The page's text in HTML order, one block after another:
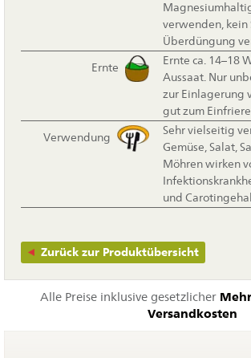
verwenden, kein
Überdüngung
Ernte
Ernte ca. 14–18
Aussaat. Nur
zur Einlagerung
gut zum
Verwendung
Sehr vielseitig
Gemüse, Salat,
Möhren wirken
und
Zurück zur Produktübersicht
Alle Preise inklusive gesetzlicher
Versandkosten